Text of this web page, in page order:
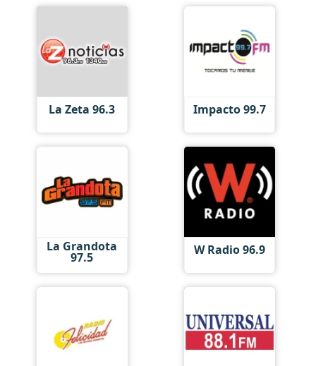
La Zeta 96.3 Impacto 99.7
La Grandota
97.5 W Radio 96.9